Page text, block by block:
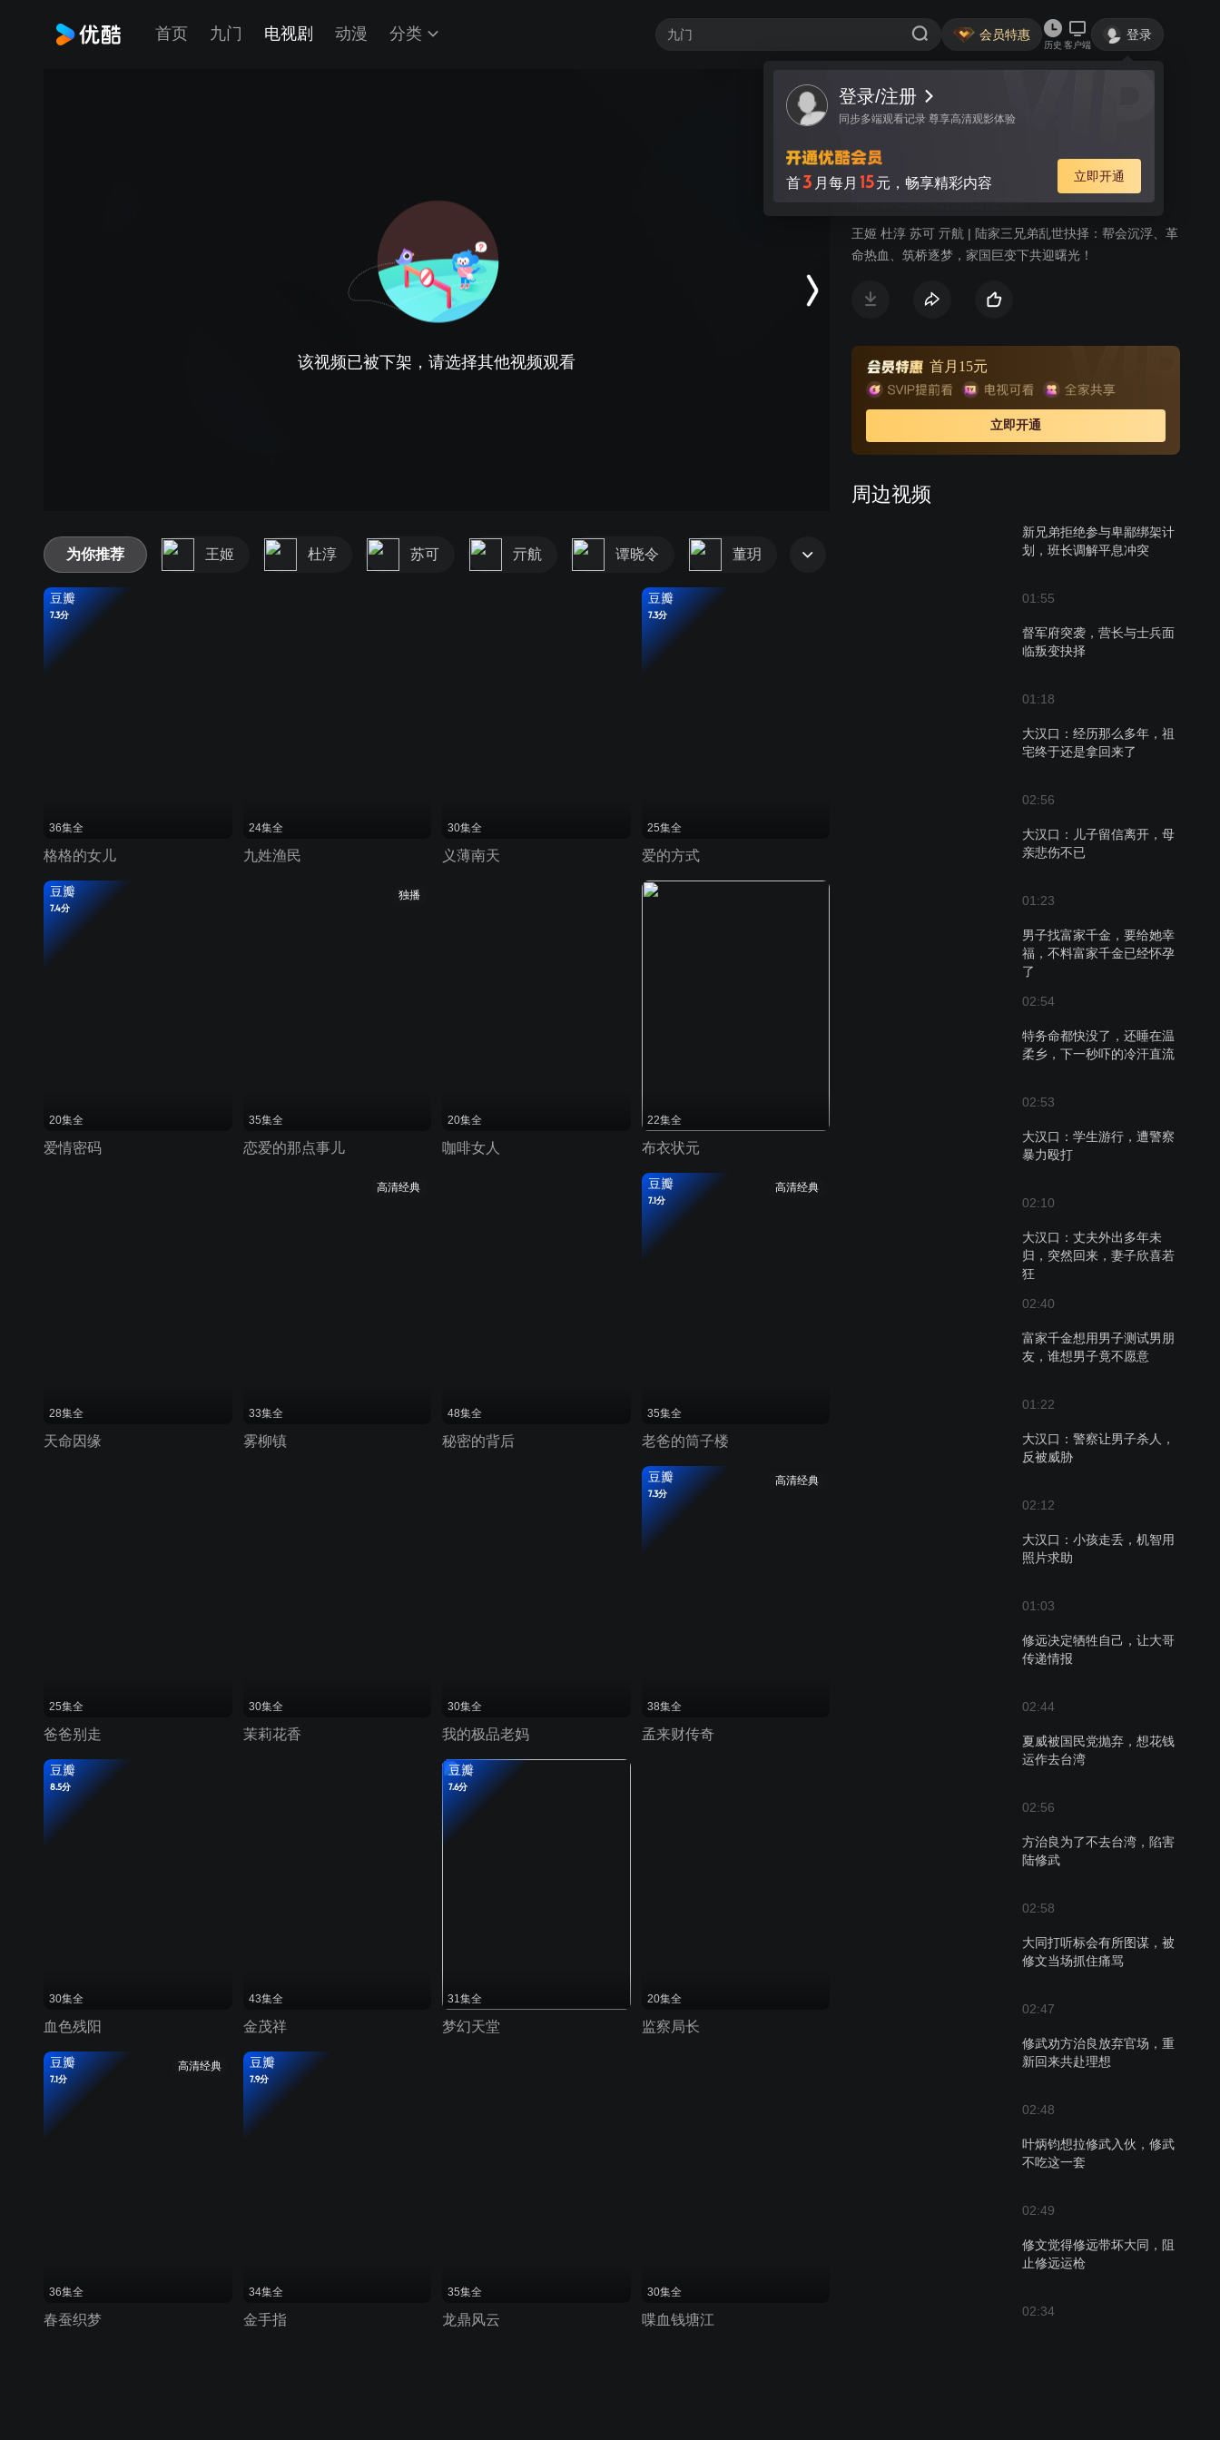
首页 九门 电视剧 动漫 分类 会员特惠
历史 客户端
登录
登录/注册
同步多端观看记录 尊享高清观影体验
首3 月每月 15元，畅享精彩内容 立即开通
该视频已被下架，请选择其他视频观看
视频 讨论
大汉口
中国/2011/书写近现代历史画卷
王姬 杜淳 苏可 亓航 | 陆家三兄弟乱世抉择：帮会沉浮、革
命热血、筑桥逐梦，家国巨变下共迎曙光！
首月15元
立即开通
周边视频
新兄弟拒绝参与卑鄙绑架计
划，班长调解平息冲突
01:55
督军府突袭，营长与士兵面
临叛变抉择
01:18
大汉口：经历那么多年，祖
宅终于还是拿回来了
02:56
大汉口：儿子留信离开，母
亲悲伤不已
01:23
男子找富家千金，要给她幸
福，不料富家千金已经怀孕
了
02:54
特务命都快没了，还睡在温
柔乡，下一秒吓的冷汗直流
02:53
大汉口：学生游行，遭警察
暴力殴打
02:10
大汉口：丈夫外出多年未
归，突然回来，妻子欣喜若
狂
02:40
富家千金想用男子测试男朋
友，谁想男子竟不愿意
01:22
大汉口：警察让男子杀人，
反被威胁
02:12
大汉口：小孩走丢，机智用
照片求助
01:03
修远决定牺牲自己，让大哥
传递情报
02:44
夏威被国民党抛弃，想花钱
运作去台湾
02:56
方治良为了不去台湾，陷害
陆修武
02:58
大同打听标会有所图谋，被
修文当场抓住痛骂
02:47
修武劝方治良放弃官场，重
新回来共赴理想
02:48
叶炳钧想拉修武入伙，修武
不吃这一套
02:49
修文觉得修远带坏大同，阻
止修远运枪
02:34
为你推荐 王姬 杜淳 苏可 亓航 谭晓令 董玥
豆瓣
7.3分
36集全
格格的女儿
24集全
九姓渔民
30集全
义薄南天
豆瓣
7.3分
25集全
爱的方式
豆瓣
7.4分
20集全
爱情密码
独播
35集全
恋爱的那点事儿
20集全
咖啡女人
22集全
布衣状元
28集全
天命因缘
高清经典
33集全
雾柳镇
48集全
秘密的背后
高清经典
豆瓣
7.1分
35集全
老爸的筒子楼
25集全
爸爸别走
30集全
茉莉花香
30集全
我的极品老妈
高清经典
豆瓣
7.3分
38集全
孟来财传奇
豆瓣
8.5分
30集全
血色残阳
43集全
金茂祥
豆瓣
7.6分
31集全
梦幻天堂
20集全
监察局长
高清经典
豆瓣
7.1分
36集全
春蚕织梦
豆瓣
7.9分
34集全
金手指
35集全
龙鼎风云
30集全
喋血钱塘江